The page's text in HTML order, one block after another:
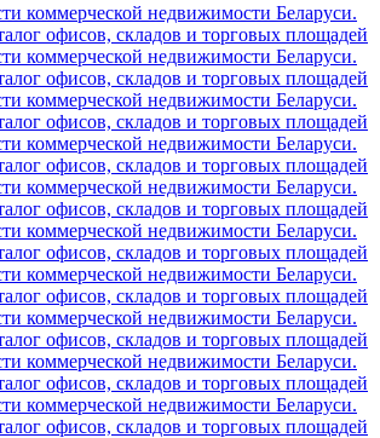
коммерческой недвижимости Беларуси.
офисов, складов и торговых площадей
коммерческой недвижимости Беларуси.
офисов, складов и торговых площадей
коммерческой недвижимости Беларуси.
офисов, складов и торговых площадей
коммерческой недвижимости Беларуси.
офисов, складов и торговых площадей
коммерческой недвижимости Беларуси.
офисов, складов и торговых площадей
коммерческой недвижимости Беларуси.
офисов, складов и торговых площадей
коммерческой недвижимости Беларуси.
офисов, складов и торговых площадей
коммерческой недвижимости Беларуси.
офисов, складов и торговых площадей
коммерческой недвижимости Беларуси.
офисов, складов и торговых площадей
коммерческой недвижимости Беларуси.
офисов, складов и торговых площадей